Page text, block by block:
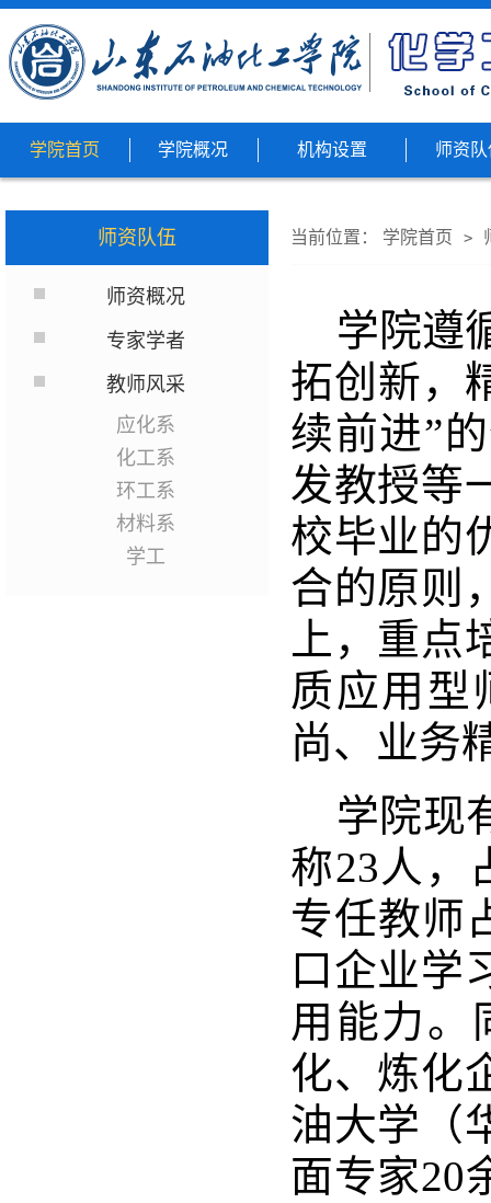
学院首页 学院概况 机构设置 师资
师资队伍
师资概况
专家学者
教师风采
应化系
化工系
环工系
材料系
学工
当前位置： 学院首页 >
学院遵
拓创新，
续前进”
发教授等
校毕业的
合的原则
上，重
质应用型
尚、业务
学院现
称23人，
专任教师
口企业学
用能力。
化、炼化
油大学（
面专家20